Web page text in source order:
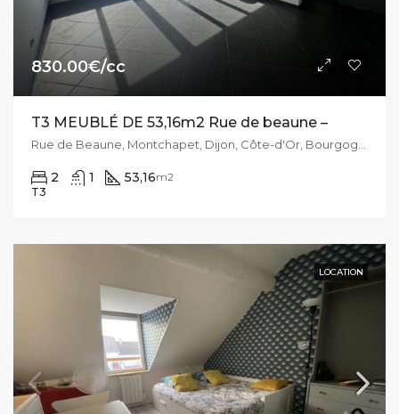
830.00€/cc
T3 MEUBLÉ DE 53,16m2 Rue de beaune –
2 1 53,16m2
T3
LOCATION